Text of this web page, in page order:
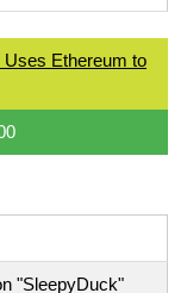
Ethereum to
"SleepyDuck"